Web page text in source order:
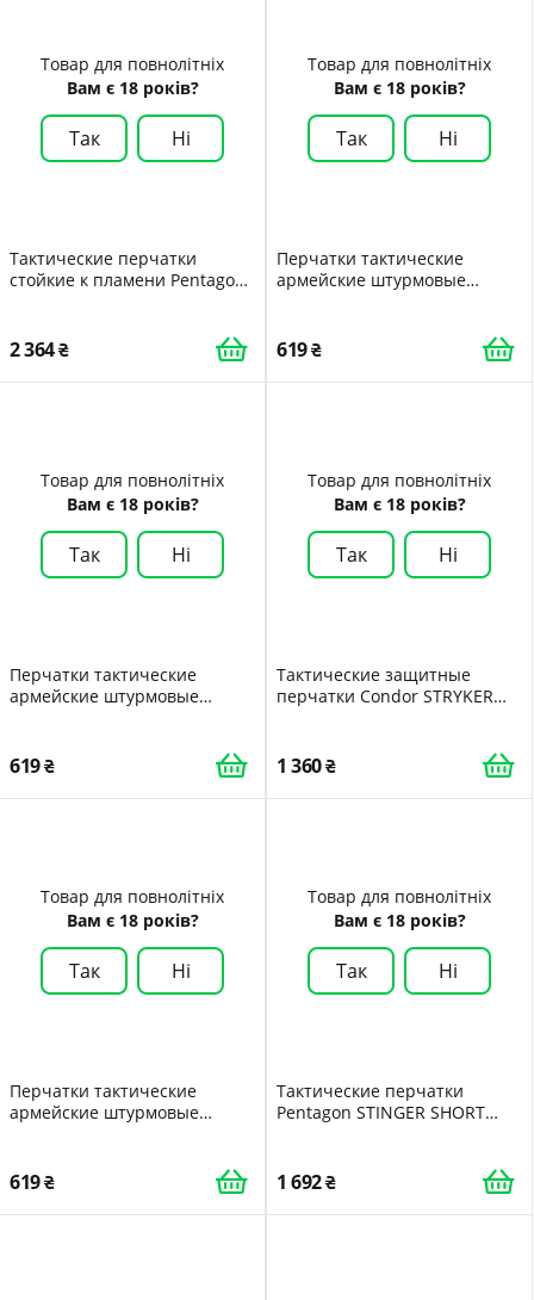
Товар для повнолітніх
Вам є 18 років?
Так Ні
Тактические перчатки
стойкие к пламени Pentagon
2 364
Товар для повнолітніх
Вам є 18 років?
Так Ні
Перчатки тактические
армейские штурмовые
дышащие L PS
619
Товар для повнолітніх
Вам є 18 років?
Так Ні
Перчатки тактические
армейские штурмовые
дышащие XL PS
619
Товар для повнолітніх
Вам є 18 років?
Так Ні
Тактические защитные
перчатки Condor STRYKER
1 360
Товар для повнолітніх
Вам є 18 років?
Так Ні
Перчатки тактические
армейские штурмовые
дышащие L PS
619
Товар для повнолітніх
Вам є 18 років?
Так Ні
Тактические перчатки
Pentagon STINGER SHORT
1 692